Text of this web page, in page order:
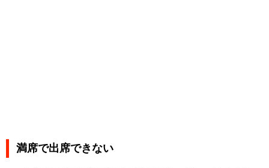
満席で出席できない